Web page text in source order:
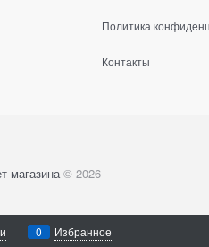
Политика
Контакты
магазина © 2026
0 Избранное